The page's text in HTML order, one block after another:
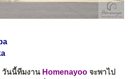
วันนี้ทีมงาน Homenayoo จะพาไป